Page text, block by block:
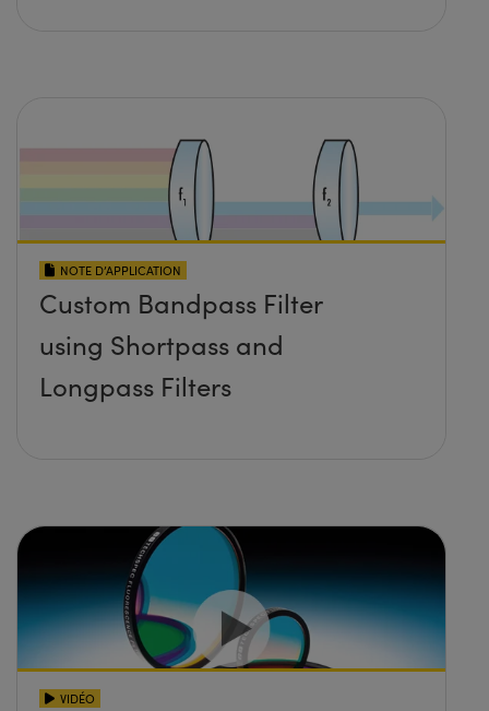
NOTE D’APPLICATION
Custom Bandpass Filter
using Shortpass and
Longpass Filters
VIDÉO